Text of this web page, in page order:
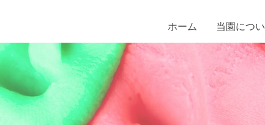
ホーム 当園につ